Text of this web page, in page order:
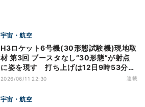
宇宙・航空
H3ロケット6号機(30形態試験機)現地取
材 第3回 ブースタなし“30形態”が射点
に姿を現す 打ち上げは12日9時53分
59秒
2026/06/11 22:30 連載
宇宙・航空